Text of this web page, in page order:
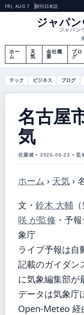
FRI, AUG 7 朝刊日本語
ジャパジャパン
ホー
ム
天
気
会社概
要
ブロ
グ
テック ビジネス ブログ
名古屋
気
佐藤健 • 2026-06-23 • 監
ホーム › 天気 ›
文・ 鈴木 大輔
咲 が監修 ・ 予報
象庁
ライブ予報は自
記載のガイダン
に気象編集部が
データは気象庁
Open-Meteo 経